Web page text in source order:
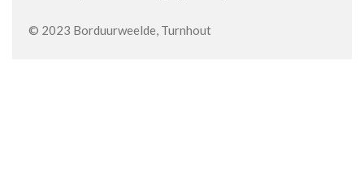
© 2023 Borduurweelde, Turnhout